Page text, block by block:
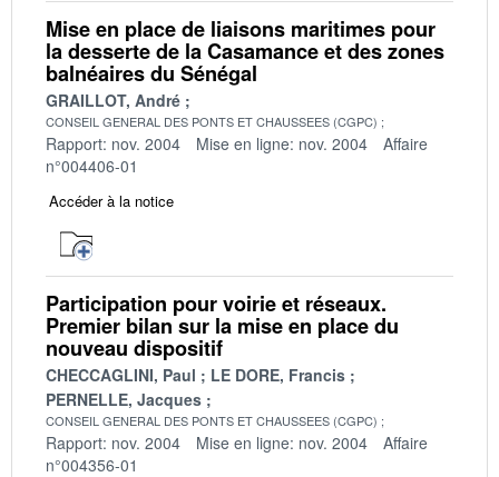
Mise en place de liaisons maritimes pour
la desserte de la Casamance et des zones
balnéaires du Sénégal
GRAILLOT, André
CONSEIL GENERAL DES PONTS ET CHAUSSEES (CGPC)
Rapport: nov. 2004 Mise en ligne: nov. 2004
Affaire
n°004406-01
Accéder à la notice
Participation pour voirie et réseaux.
Premier bilan sur la mise en place du
nouveau dispositif
CHECCAGLINI, Paul
LE DORE, Francis
PERNELLE, Jacques
CONSEIL GENERAL DES PONTS ET CHAUSSEES (CGPC)
Rapport: nov. 2004 Mise en ligne: nov. 2004
Affaire
n°004356-01